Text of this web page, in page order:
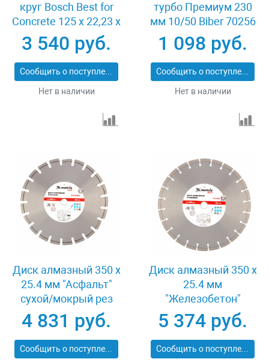
круг Bosch Best for
Concrete 125 x 22,23 x
2,2 x 12 mm
3 540 руб.
Сообщить о поступлении
Нет в наличии
турбо Премиум 230
мм 10/50 Biber 70256
1 098 руб.
Сообщить о поступлении
Нет в наличии
Диск алмазный 350 х
25.4 мм "Асфальт"
сухой/мокрый рез
Pro Matrix 731073
4 831 руб.
Сообщить о поступлении
Диск алмазный 350 х
25.4 мм
"Железобетон"
сухой/мокрый рез
Pro Matrix 731103
5 374 руб.
Сообщить о поступлении